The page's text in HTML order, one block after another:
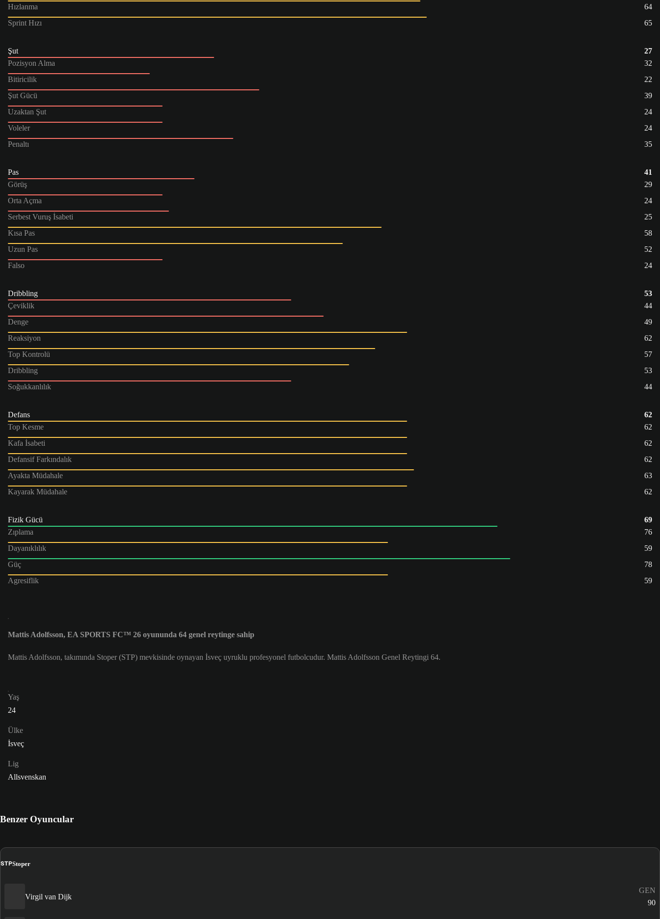
Hızlanma
64
Sprint Hızı
65
Şut
27
Pozisyon Alma
32
Bitiricilik
22
Şut Gücü
39
Uzaktan Şut
24
Voleler
24
Penaltı
35
Pas
41
Görüş
29
Orta Açma
24
Serbest Vuruş İsabeti
25
Kısa Pas
58
Uzun Pas
52
Falso
24
Dribbling
53
Çeviklik
44
Denge
49
Reaksiyon
62
Top Kontrolü
57
Dribbling
53
Soğukkanlılık
44
Defans
62
Top Kesme
62
Kafa İsabeti
62
Defansif Farkındalık
62
Ayakta Müdahale
63
Kayarak Müdahale
62
Fizik Gücü
69
Zıplama
76
Dayanıklılık
59
Güç
78
Agresiflik
59
Mattis Adolfsson, EA SPORTS FC™ 26 oyununda 64 genel reytinge sahip
Mattis Adolfsson, takımında Stoper (STP) mevkisinde oynayan İsveç uyruklu profesyonel futbolcudur. Mattis Adolfsson Genel Reytingi 64.
Yaş
24
Ülke
İsveç
Lig
Allsvenskan
Benzer Oyuncular
STPStoper
Virgil van Dijk
GEN
90